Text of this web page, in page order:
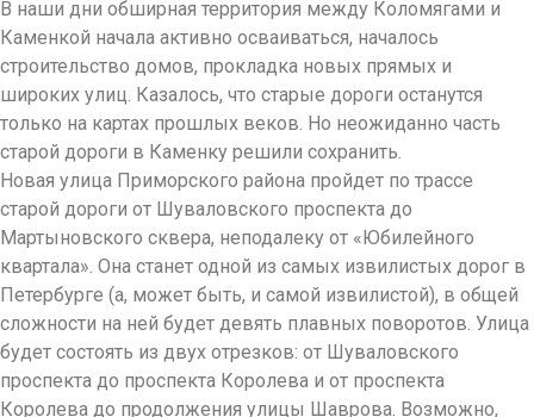
В наши дни обширная территория между Коломягами и
Каменкой начала активно осваиваться, началось
строительство домов, прокладка новых прямых и
широких улиц. Казалось, что старые дороги останутся
только на картах прошлых веков. Но неожиданно часть
старой дороги в Каменку решили сохранить.
Новая улица Приморского района пройдет по трассе
старой дороги от Шуваловского проспекта до
Мартыновского сквера, неподалеку от «Юбилейного
квартала». Она станет одной из самых извилистых дорог в
Петербурге (а, может быть, и самой извилистой), в общей
сложности на ней будет девять плавных поворотов. Улица
будет состоять из двух отрезков: от Шуваловского
проспекта до проспекта Королева и от проспекта
Королева до продолжения улицы Шаврова. Возможно,